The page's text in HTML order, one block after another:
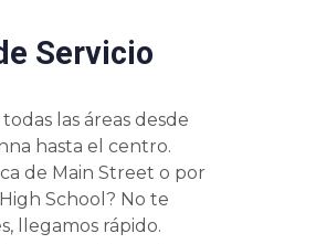
Servicio
las áreas desde
hasta el centro.
de Main Street o por
School? No te
llegamos rápido.